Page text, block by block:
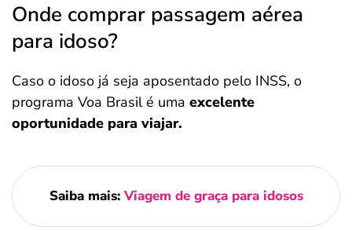
Onde comprar passagem aérea
para idoso?
Caso o idoso já seja aposentado pelo INSS, o
programa Voa Brasil é uma excelente
oportunidade para viajar.
Saiba mais: Viagem de graça para idosos